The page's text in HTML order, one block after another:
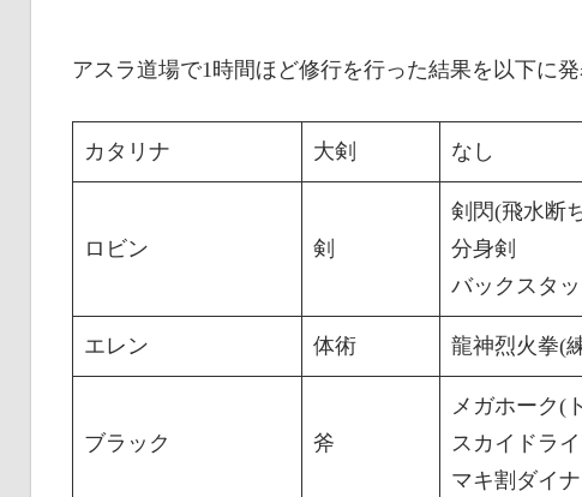
アスラ道場で1時間ほど修行を行った結果を以下に発
カタリナ 大剣 なし
ロビン 剣
剣閃(飛水断
分身剣
バックスタ
エレン 体術 龍神烈火拳(
ブラック 斧
メガホーク(
スカイドラ
マキ割ダイ